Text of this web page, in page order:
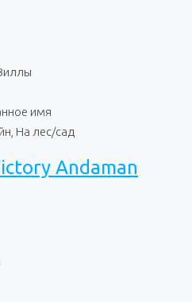
имя
На лес/сад
Andaman